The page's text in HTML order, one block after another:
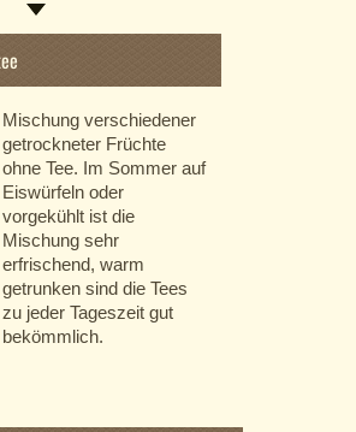
Mischung verschiedener
getrockneter Früchte
ohne Tee. Im Sommer auf
Eiswürfeln oder
vorgekühlt ist die
Mischung sehr
erfrischend, warm
getrunken sind die Tees
zu jeder Tageszeit gut
bekömmlich.